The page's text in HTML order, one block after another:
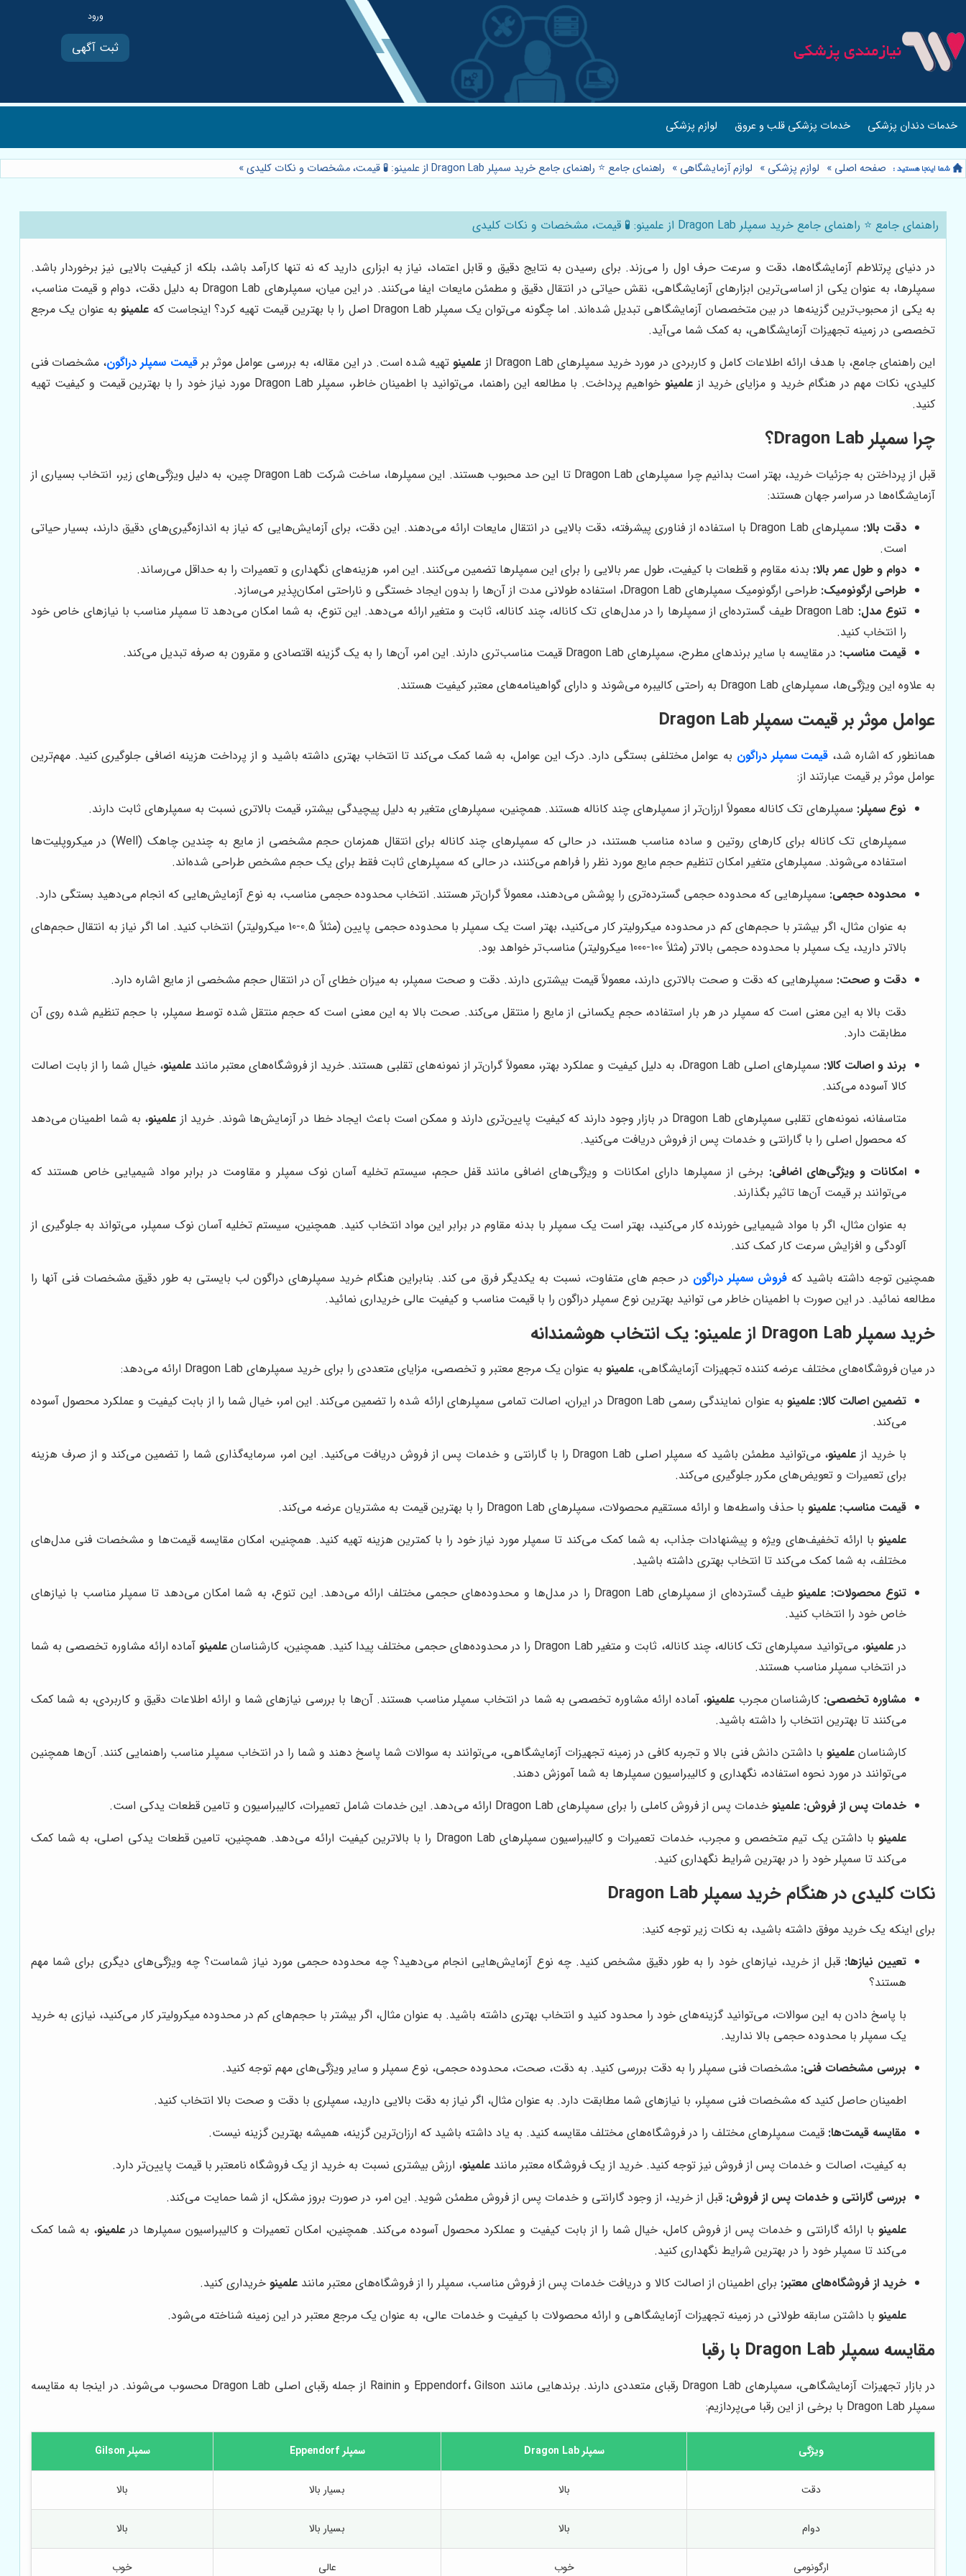
ثبت آگهی
خدمات دندان پزشکی خدمات پزشکی قلب و عروق لوازم پزشکی
صفحه اصلی » لوازم پزشکی » لوازم آزمایشگاهی » راهنمای جامع ⭐️ راهنمای جامع خرید سمپلر Dragon Lab از علمینو: 🧪 قیمت، مشخصات و نکات کلیدی »
راهنمای جامع ⭐️ راهنمای جامع خرید سمپلر Dragon Lab از علمینو: 🧪 قیمت، مشخصات و نکات کلیدی
در دنیای پرتلاطم آزمایشگاه‌ها، دقت و سرعت حرف اول را می‌زند. برای رسیدن به نتایج دقیق و قابل اعتماد، نیاز به ابزاری دارید که نه تنها کارآمد باشد، بلکه از کیفیت بالایی نیز برخوردار باشد.
سمپلرها، به عنوان یکی از اساسی‌ترین ابزارهای آزمایشگاهی، نقش حیاتی در انتقال دقیق و مطمئن مایعات ایفا می‌کنند. در این میان، سمپلرهای Dragon Lab به دلیل دقت، دوام و قیمت مناسب،
به یکی از محبوب‌ترین گزینه‌ها در بین متخصصان آزمایشگاهی تبدیل شده‌اند. اما چگونه می‌توان یک سمپلر Dragon Lab اصل را با بهترین قیمت تهیه کرد؟ اینجاست که
علمینوبه عنوان یک مرجع
تخصصی در زمینه تجهیزات آزمایشگاهی، به کمک شما می‌آید.
این راهنمای جامع، با هدف ارائه اطلاعات کامل و کاربردی در مورد خرید سمپلرهای Dragon Lab از
علمینوتهیه شده است. در این مقاله، به بررسی عوامل موثر برقیمت سمپلر دراگون، مشخصات فنی
کلیدی، نکات مهم در هنگام خرید و مزایای خرید از علمینو
خواهیم پرداخت. با مطالعه این راهنما، می‌توانید با اطمینان خاطر، سمپلر Dragon Lab مورد نیاز خود را با بهترین قیمت و کیفیت تهیه
کنید.
چرا سمپلر Dragon Lab؟
قبل از پرداختن به جزئیات خرید، بهتر است بدانیم چرا سمپلرهای Dragon Lab تا این حد محبوب هستند. این سمپلرها، ساخت شرکت Dragon Lab چین، به دلیل ویژگی‌های زیر، انتخاب بسیاری از
آزمایشگاه‌ها در سراسر جهان هستند:
دقت بالا:
سمپلرهای Dragon Lab با استفاده از فناوری پیشرفته، دقت بالایی در انتقال مایعات ارائه می‌دهند. این دقت، برای آزمایش‌هایی که نیاز به اندازه‌گیری‌های دقیق دارند، بسیار حیاتی
است.
دوام و طول عمر بالا: بدنه مقاوم و قطعات با کیفیت، طول عمر بالایی را برای این سمپلرها تضمین می‌کنند. این امر، هزینه‌های نگهداری و تعمیرات را به حداقل می‌رساند.
طراحی ارگونومیک: طراحی ارگونومیک سمپلرهای Dragon Lab، استفاده طولانی مدت از آن‌ها را بدون ایجاد خستگی و ناراحتی امکان‌پذیر می‌سازد.
تنوع مدل:
Dragon Lab طیف گسترده‌ای از سمپلرها را در مدل‌های تک کاناله، چند کاناله، ثابت و متغیر ارائه می‌دهد. این تنوع، به شما امکان می‌دهد تا سمپلر مناسب با نیازهای خاص خود
را انتخاب کنید.
قیمت مناسب: در مقایسه با سایر برندهای مطرح، سمپلرهای Dragon Lab قیمت مناسب‌تری دارند. این امر، آن‌ها را به یک گزینه اقتصادی و مقرون به صرفه تبدیل می‌کند.
به علاوه این ویژگی‌ها، سمپلرهای Dragon Lab به راحتی کالیبره می‌شوند و دارای گواهینامه‌های معتبر کیفیت هستند.
عوامل موثر بر قیمت سمپلر Dragon Lab
همانطور که اشاره شد، قیمت سمپلر دراگون به عوامل مختلفی بستگی دارد. درک این عوامل، به شما کمک می‌کند تا انتخاب بهتری داشته باشید و از پرداخت هزینه اضافی جلوگیری کنید. مهم‌ترین
عوامل موثر بر قیمت عبارتند از:
نوع سمپلر: سمپلرهای تک کاناله معمولاً ارزان‌تر از سمپلرهای چند کاناله هستند. همچنین، سمپلرهای متغیر به دلیل پیچیدگی بیشتر، قیمت بالاتری نسبت به سمپلرهای ثابت دارند.
سمپلرهای تک کاناله برای کارهای روتین و ساده مناسب هستند، در حالی که سمپلرهای چند کاناله برای انتقال همزمان حجم مشخصی از مایع به چندین چاهک (Well) در میکروپلیت‌ها
استفاده می‌شوند. سمپلرهای متغیر امکان تنظیم حجم مایع مورد نظر را فراهم می‌کنند، در حالی که سمپلرهای ثابت فقط برای یک حجم مشخص طراحی شده‌اند.
محدوده حجمی: سمپلرهایی که محدوده حجمی گسترده‌تری را پوشش می‌دهند، معمولاً گران‌تر هستند. انتخاب محدوده حجمی مناسب، به نوع آزمایش‌هایی که انجام می‌دهید بستگی دارد.
به عنوان مثال، اگر بیشتر با حجم‌های کم در محدوده میکرولیتر کار می‌کنید، بهتر است یک سمپلر با محدوده حجمی پایین (مثلاً 0.5-10 میکرولیتر) انتخاب کنید. اما اگر نیاز به انتقال حجم‌های
بالاتر دارید، یک سمپلر با محدوده حجمی بالاتر (مثلاً 100-1000 میکرولیتر) مناسب‌تر خواهد بود.
دقت و صحت: سمپلرهایی که دقت و صحت بالاتری دارند، معمولاً قیمت بیشتری دارند. دقت و صحت سمپلر، به میزان خطای آن در انتقال حجم مشخصی از مایع اشاره دارد.
دقت بالا به این معنی است که سمپلر در هر بار استفاده، حجم یکسانی از مایع را منتقل می‌کند. صحت بالا به این معنی است که حجم منتقل شده توسط سمپلر، با حجم تنظیم شده روی آن
مطابقت دارد.
برند و اصالت کالا: سمپلرهای اصلی Dragon Lab، به دلیل کیفیت و عملکرد بهتر، معمولاً گران‌تر از نمونه‌های تقلبی هستند. خرید از فروشگاه‌های معتبر مانند علمینو، خیال شما را از بابت اصالت
کالا آسوده می‌کند.
متاسفانه، نمونه‌های تقلبی سمپلرهای Dragon Lab در بازار وجود دارند که کیفیت پایین‌تری دارند و ممکن است باعث ایجاد خطا در آزمایش‌ها شوند. خرید از
علمینو، به شما اطمینان می‌دهد
که محصول اصلی را با گارانتی و خدمات پس از فروش دریافت می‌کنید.
امکانات و ویژگی‌های اضافی: برخی از سمپلرها دارای امکانات و ویژگی‌های اضافی مانند قفل حجم، سیستم تخلیه آسان نوک سمپلر و مقاومت در برابر مواد شیمیایی خاص هستند که
می‌توانند بر قیمت آن‌ها تاثیر بگذارند.
به عنوان مثال، اگر با مواد شیمیایی خورنده کار می‌کنید، بهتر است یک سمپلر با بدنه مقاوم در برابر این مواد انتخاب کنید. همچنین، سیستم تخلیه آسان نوک سمپلر، می‌تواند به جلوگیری از
آلودگی و افزایش سرعت کار کمک کند.
همچنین توجه داشته باشید کهفروش سمپلر دراگون در حجم های متفاوت، نسبت به یکدیگر فرق می کند. بنابراین هنگام خرید سمپلرهای دراگون لب بایستی به طور دقیق مشخصات فنی آنها را
مطالعه نمائید. در این صورت با اطمینان خاطر می توانید بهترین نوع سمپلر دراگون را با قیمت مناسب و کیفیت عالی خریداری نمائید.
خرید سمپلر Dragon Lab از علمینو: یک انتخاب هوشمندانه
در میان فروشگاه‌های مختلف عرضه کننده تجهیزات آزمایشگاهی، علمینوبه عنوان یک مرجع معتبر و تخصصی، مزایای متعددی را برای خرید سمپلرهای Dragon Lab ارائه می‌دهد:
تضمین اصالت کالا: علمینو
به عنوان نمایندگی رسمی Dragon Lab در ایران، اصالت تمامی سمپلرهای ارائه شده را تضمین می‌کند. این امر، خیال شما را از بابت کیفیت و عملکرد محصول آسوده
می‌کند.
با خرید از علمینو
، می‌توانید مطمئن باشید که سمپلر اصلی Dragon Lab را با گارانتی و خدمات پس از فروش دریافت می‌کنید. این امر، سرمایه‌گذاری شما را تضمین می‌کند و از صرف هزینه
برای تعمیرات و تعویض‌های مکرر جلوگیری می‌کند.
قیمت مناسب: علمینوبا حذف واسطه‌ها و ارائه مستقیم محصولات، سمپلرهای Dragon Lab را با بهترین قیمت به مشتریان عرضه می‌کند.
علمینوبا ارائه تخفیف‌های ویژه و پیشنهادات جذاب، به شما کمک می‌کند تا سمپلر مورد نیاز خود را با کمترین هزینه تهیه کنید. همچنین، امکان مقایسه قیمت‌ها و مشخصات فنی مدل‌های
مختلف، به شما کمک می‌کند تا انتخاب بهتری داشته باشید.
تنوع محصولات: علمینو
طیف گسترده‌ای از سمپلرهای Dragon Lab را در مدل‌ها و محدوده‌های حجمی مختلف ارائه می‌دهد. این تنوع، به شما امکان می‌دهد تا سمپلر مناسب با نیازهای
خاص خود را انتخاب کنید.
درعلمینو، می‌توانید سمپلرهای تک کاناله، چند کاناله، ثابت و متغیر Dragon Lab را در محدوده‌های حجمی مختلف پیدا کنید. همچنین، کارشناسان علمینوآماده ارائه مشاوره تخصصی به شما
در انتخاب سمپلر مناسب هستند.
مشاوره تخصصی: کارشناسان مجرب علمینو، آماده ارائه مشاوره تخصصی به شما در انتخاب سمپلر مناسب هستند. آن‌ها با بررسی نیازهای شما و ارائه اطلاعات دقیق و کاربردی، به شما کمک
می‌کنند تا بهترین انتخاب را داشته باشید.
کارشناسان علمینوبا داشتن دانش فنی بالا و تجربه کافی در زمینه تجهیزات آزمایشگاهی، می‌توانند به سوالات شما پاسخ دهند و شما را در انتخاب سمپلر مناسب راهنمایی کنند. آن‌ها همچنین
می‌توانند در مورد نحوه استفاده، نگهداری و کالیبراسیون سمپلرها به شما آموزش دهند.
خدمات پس از فروش: علمینوخدمات پس از فروش کاملی را برای سمپلرهای Dragon Lab ارائه می‌دهد. این خدمات شامل تعمیرات، کالیبراسیون و تامین قطعات یدکی است.
علمینو
با داشتن یک تیم متخصص و مجرب، خدمات تعمیرات و کالیبراسیون سمپلرهای Dragon Lab را با بالاترین کیفیت ارائه می‌دهد. همچنین، تامین قطعات یدکی اصلی، به شما کمک
می‌کند تا سمپلر خود را در بهترین شرایط نگهداری کنید.
نکات کلیدی در هنگام خرید سمپلر Dragon Lab
برای اینکه یک خرید موفق داشته باشید، به نکات زیر توجه کنید:
تعیین نیازها: قبل از خرید، نیازهای خود را به طور دقیق مشخص کنید. چه نوع آزمایش‌هایی انجام می‌دهید؟ چه محدوده حجمی مورد نیاز شماست؟ چه ویژگی‌های دیگری برای شما مهم
هستند؟
با پاسخ دادن به این سوالات، می‌توانید گزینه‌های خود را محدود کنید و انتخاب بهتری داشته باشید. به عنوان مثال، اگر بیشتر با حجم‌های کم در محدوده میکرولیتر کار می‌کنید، نیازی به خرید
یک سمپلر با محدوده حجمی بالا ندارید.
بررسی مشخصات فنی: مشخصات فنی سمپلر را به دقت بررسی کنید. به دقت، صحت، محدوده حجمی، نوع سمپلر و سایر ویژگی‌های مهم توجه کنید.
اطمینان حاصل کنید که مشخصات فنی سمپلر، با نیازهای شما مطابقت دارد. به عنوان مثال، اگر نیاز به دقت بالایی دارید، سمپلری با دقت و صحت بالا انتخاب کنید.
مقایسه قیمت‌ها: قیمت سمپلرهای مختلف را در فروشگاه‌های مختلف مقایسه کنید. به یاد داشته باشید که ارزان‌ترین گزینه، همیشه بهترین گزینه نیست.
به کیفیت، اصالت و خدمات پس از فروش نیز توجه کنید. خرید از یک فروشگاه معتبر مانند علمینو، ارزش بیشتری نسبت به خرید از یک فروشگاه نامعتبر با قیمت پایین‌تر دارد.
بررسی گارانتی و خدمات پس از فروش: قبل از خرید، از وجود گارانتی و خدمات پس از فروش مطمئن شوید. این امر، در صورت بروز مشکل، از شما حمایت می‌کند.
علمینوبا ارائه گارانتی و خدمات پس از فروش کامل، خیال شما را از بابت کیفیت و عملکرد محصول آسوده می‌کند. همچنین، امکان تعمیرات و کالیبراسیون سمپلرها در علمینو، به شما کمک
می‌کند تا سمپلر خود را در بهترین شرایط نگهداری کنید.
خرید از فروشگاه‌های معتبر: برای اطمینان از اصالت کالا و دریافت خدمات پس از فروش مناسب، سمپلر را از فروشگاه‌های معتبر مانند علمینوخریداری کنید.
علمینوبا داشتن سابقه طولانی در زمینه تجهیزات آزمایشگاهی و ارائه محصولات با کیفیت و خدمات عالی، به عنوان یک مرجع معتبر در این زمینه شناخته می‌شود.
مقایسه سمپلر Dragon Lab با رقبا
در بازار تجهیزات آزمایشگاهی، سمپلرهای Dragon Lab رقبای متعددی دارند. برندهایی مانند Eppendorf، Gilson و Rainin از جمله رقبای اصلی Dragon Lab محسوب می‌شوند. در اینجا به مقایسه
سمپلر Dragon Lab با برخی از این رقبا می‌پردازیم:
ویژگی سمپلر Dragon Lab سمپلر Eppendorf سمپلر Gilson
دقت بالا بسیار بالا بالا
دوام بالا بسیار بالا بالا
ارگونومی خوب عالی خوب